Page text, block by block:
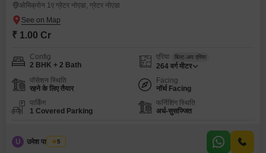
ओमिक्रोन 1ए ग्रेटर नोएडा, ग्रेटर नोएडा
₹ 1.00 Cr
Config
2 BHK + 2 Bath
एरिया बिल्ट-अप एरिया
264 वर्ग मीटर
पॉसेशन स्थिति
रहने के लिए तैयार
Facing
नॉर्थ Facing
पार्किंग
1 Covered Parking
फर्निशिंग स्थिति
अर्ध-सुसज्जित
U उमेश पाल यादव
5